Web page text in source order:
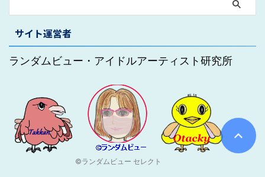
サイト運営者
ランダムビュー・アイドルアーティスト研究所
©ランダムビュー セレクト